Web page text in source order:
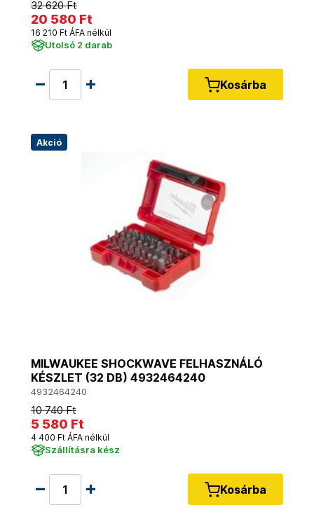
32 620 Ft
20 580 Ft
16 210 Ft ÁFA nélkül
Utolsó 2 darab
Kosárba
Akció
MILWAUKEE SHOCKWAVE FELHASZNÁLÓ
KÉSZLET (32 DB) 4932464240
4932464240
10 740 Ft
5 580 Ft
4 400 Ft ÁFA nélkül
Szállításra kész
Kosárba